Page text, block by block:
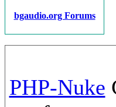
bgaudio.org Forums
PHP-Nuke